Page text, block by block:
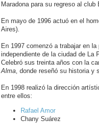
Maradona para su regreso al club
En mayo de 1996 actuó en el
Aires).
En 1997 comenzó a trabajar en
independiente de la ciudad de La
Celebró sus treinta años con la
Alma, donde reseñó su historia y
En 1998 realizó la dirección
entre ellos:
Rafael Amor
Chany Suárez